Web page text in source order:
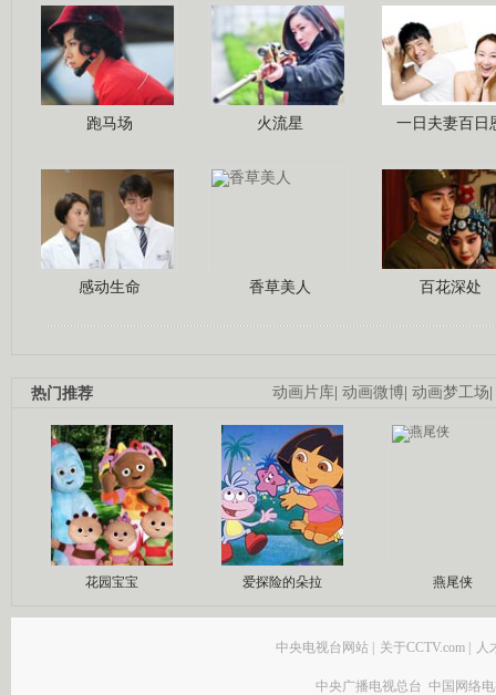
跑马场 火流星 一日夫妻百日
感动生命 香草美人 百花深处
动画片库| 动画微博| 动画梦工场|
热门推荐
花园宝宝 爱探险的朵拉 燕尾侠
中央电视台网站 | 关于CCTV.com | 人
中央广播电视总台 中国网络